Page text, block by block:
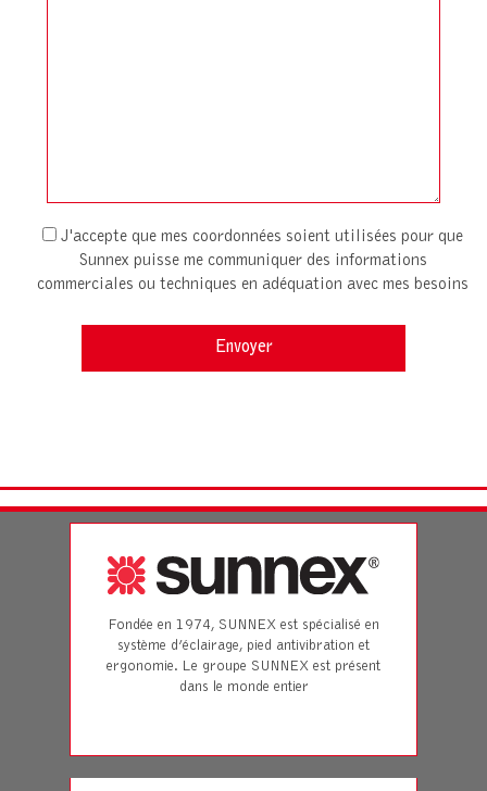
J'accepte que mes coordonnées soient utilisées pour que
Sunnex puisse me communiquer des informations
commerciales ou techniques en adéquation avec mes besoins
Fondée en 1974, SUNNEX est spécialisé en
système d’éclairage, pied antivibration et
ergonomie. Le groupe SUNNEX est présent
dans le monde entier